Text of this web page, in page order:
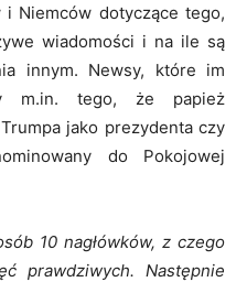
Niemców dotyczące tego,
wiadomości i na ile są
innym. Newsy, które im
m.in. tego, że papież
jako prezydenta czy
do Pokojowej
10 nagłówków, z czego
prawdziwych. Następnie